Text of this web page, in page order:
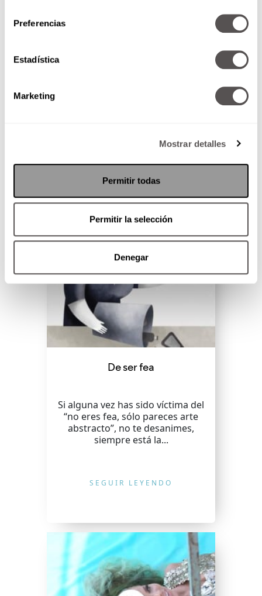
Preferencias
Estadística
Marketing
Mostrar detalles
Permitir todas
Permitir la selección
Denegar
De ser fea
Si alguna vez has sido víctima del
“no eres fea, sólo pareces arte
abstracto”, no te desanimes,
siempre está la...
SEGUIR LEYENDO